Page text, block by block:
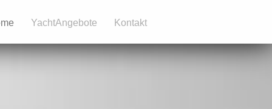
YachtAngebote Kontakt